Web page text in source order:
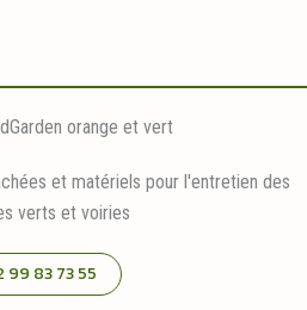
et matériels pour l'entretien des
verts et voiries
99 83 73 55